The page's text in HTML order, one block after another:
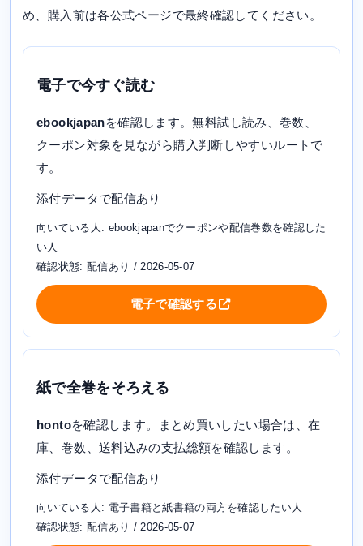
め、購入前は各公式ページで最終確認してください。
電子で今すぐ読む
ebookjapanを確認します。無料試し読み、巻数、
クーポン対象を見ながら購入判断しやすいルートで
す。
添付データで配信あり
向いている人: ebookjapanでクーポンや配信巻数を確認した
い人
確認状態: 配信あり / 2026-05-07
電子で確認する
紙で全巻をそろえる
hontoを確認します。まとめ買いしたい場合は、在
庫、巻数、送料込みの支払総額を確認します。
添付データで配信あり
向いている人: 電子書籍と紙書籍の両方を確認したい人
確認状態: 配信あり / 2026-05-07